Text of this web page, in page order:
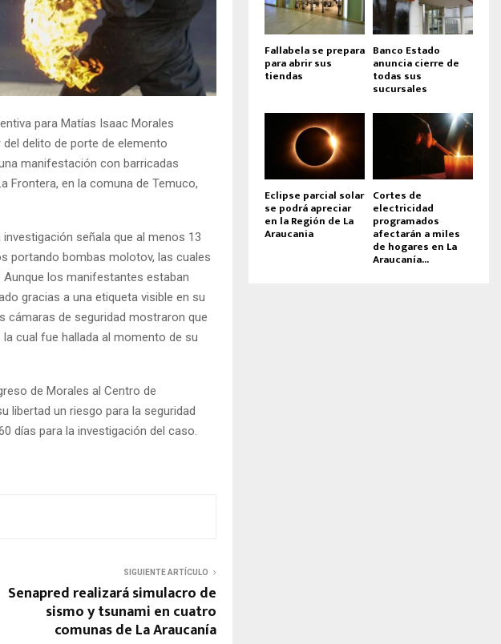
para Matías Isaac Morales
delito de porte de elemento
manifestación con barricadas
Frontera, en la comuna de Temuco,
señala que al menos 13
portando bombas molotov, las cuales
los manifestantes estaban
gracias a una etiqueta visible en su
cámaras de seguridad mostraron que
cual fue hallada al momento de su
de Morales al Centro de
libertad un riesgo para la seguridad
días para la investigación del caso.
SIGUIENTE ARTÍCULO
Senapred realizará simulacro de
sismo y tsunami en cuatro
comunas de La Araucanía
Fallabela se prepara
para abrir sus
tiendas
Banco Estado
anuncia cierre de
todas sus
sucursales
Eclipse parcial solar
se podrá apreciar
en la Región de La
Araucania
Cortes de
electricidad
programados
afectarán a miles
de hogares en La
Araucanía...